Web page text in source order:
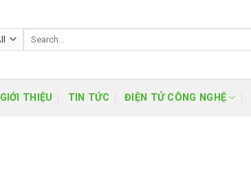
GIỚI THIỆU TIN TỨC ĐIỆN TỬ CÔNG NGHỆ